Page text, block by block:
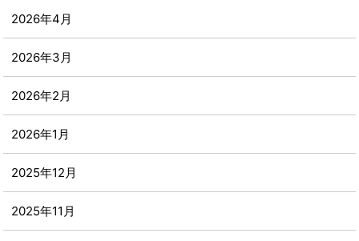
2026年4月
2026年3月
2026年2月
2026年1月
2025年12月
2025年11月